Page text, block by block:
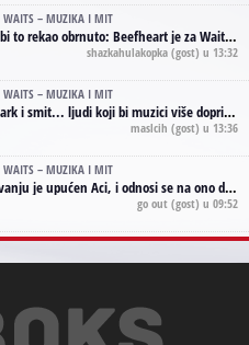
WAITS – MUZIKA I MIT
Beefheart je za Waitsa, isto sto i Hendrix za Lenny Kravitza
shazkahulakopka (gost) u 13:32
WAITS – MUZIKA I MIT
koji bi muzici više doprineli da su radili kao vozači tramvaja u gsp-u.
maslcih (gost) u 13:36
WAITS – MUZIKA I MIT
Aci, i odnosi se na ono drugo autovanje...'senzualnost Waitsa' ;)
go out (gost) u 09:52